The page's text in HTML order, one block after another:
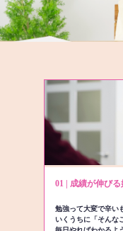
01 | 成績が伸び
勉強って大変で辛い
いくうちに「そんな